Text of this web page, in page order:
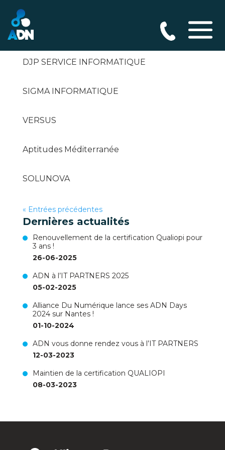
INFOSERV17
DJP SERVICE INFORMATIQUE
SIGMA INFORMATIQUE
VERSUS
Aptitudes Méditerranée
SOLUNOVA
« Entrées précédentes
Dernières actualités
Renouvellement de la certification Qualiopi pour
3 ans !
26-06-2025
ADN à l’IT PARTNERS 2025
05-02-2025
Alliance Du Numérique lance ses ADN Days
2024 sur Nantes !
01-10-2024
ADN vous donne rendez vous à l’IT PARTNERS
12-03-2023
Maintien de la certification QUALIOPI
08-03-2023